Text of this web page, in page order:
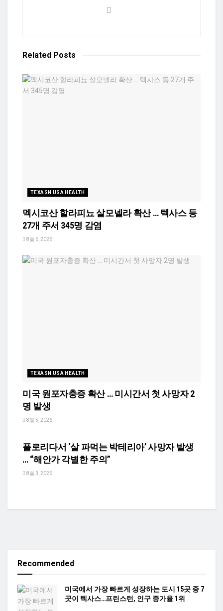
Related Posts
TEXASN USA HEALTH
멕시코산 할라피뇨 살모넬라 확산 … 텍사스 등
27개 주서 345명 감염
8월 6, 2026
TEXASN USA HEALTH
미국 원포자충증 확산 … 미시간서 첫 사망자 2
명 발생
8월 5, 2026
플로리다서 ‘살 파먹는 박테리아’ 사망자 발생
… “해안가 각별한 주의”
8월 3, 2026
Recommended
미국에서 가장 빠르게 성장하는 도시 15곳 중 7
곳이 텍사스…프린스턴, 인구 증가율 1위